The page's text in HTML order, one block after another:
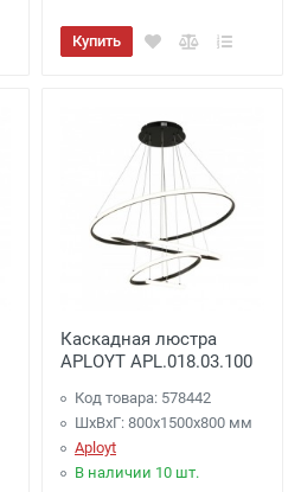
Купить
Каскадная люстра
APLOYT APL.018.03.100
Код товара: 578442
ШхВхГ: 800x1500x800 мм
Aployt
В наличии 10 шт.